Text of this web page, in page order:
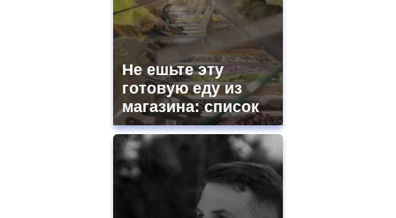
Не ешьте эту
готовую еду из
магазина: список